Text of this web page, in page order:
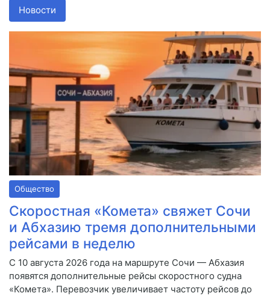
Новости
Общество
Скоростная «Комета» свяжет Сочи
и Абхазию тремя дополнительными
рейсами в неделю
С 10 августа 2026 года на маршруте Сочи — Абхазия
появятся дополнительные рейсы скоростного судна
«Комета». Перевозчик увеличивает частоту рейсов до